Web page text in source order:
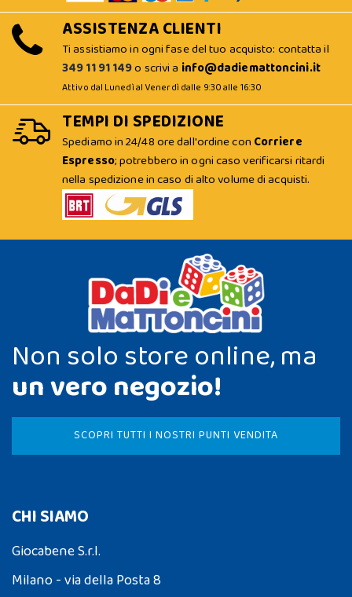
ASSISTENZA CLIENTI
Ti assistiamo in ogni fase del tuo acquisto: contatta il
349 11 91 149o scrivi a info@dadiemattoncini.it
Attivo dal Lunedì al Venerdì dalle 9:30 alle 16:30
TEMPI DI SPEDIZIONE
Spediamo in 24/48 ore dall'ordine con Corriere
Espresso; potrebbero in ogni caso verificarsi ritardi
nella spedizione in caso di alto volume di acquisti.
Non solo store online, ma
un vero negozio!
SCOPRI TUTTI I NOSTRI PUNTI VENDITA
CHI SIAMO
Giocabene S.r.l.
Milano - via della Posta 8